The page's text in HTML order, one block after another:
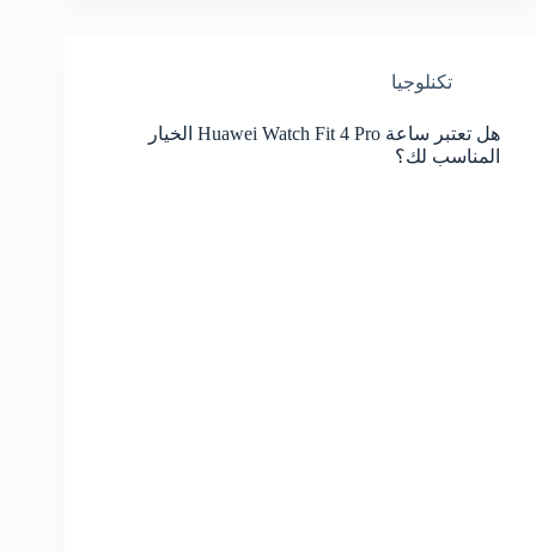
تكنلوجيا
هل تعتبر ساعة Huawei Watch Fit 4 Pro الخيار
المناسب لك؟